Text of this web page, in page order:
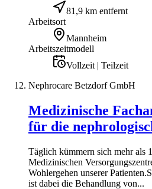
81,9 km entfernt
Arbeitsort
Mannheim
Arbeitszeitmodell
Vollzeit | Teilzeit
Nephrocare Betzdorf GmbH
Medizinische
für die
Täglich kümmern sich mehr als
Medizinischen
Wohlergehen unserer
ist dabei die Behandlung von...